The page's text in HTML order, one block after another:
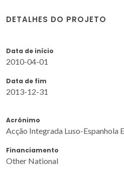
DETALHES DO PROJETO
Data de início
2010-04-01
Data de fim
2013-12-31
Acrónimo
Acção Integrada Luso-Espanhola
Financiamento
Other National